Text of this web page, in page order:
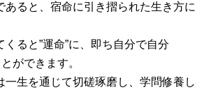
あると、宿命に引き摺られた生き方に
くると”運命”に、即ち自分で自分
ができます。
一生を通じて切磋琢磨し、学問修養し